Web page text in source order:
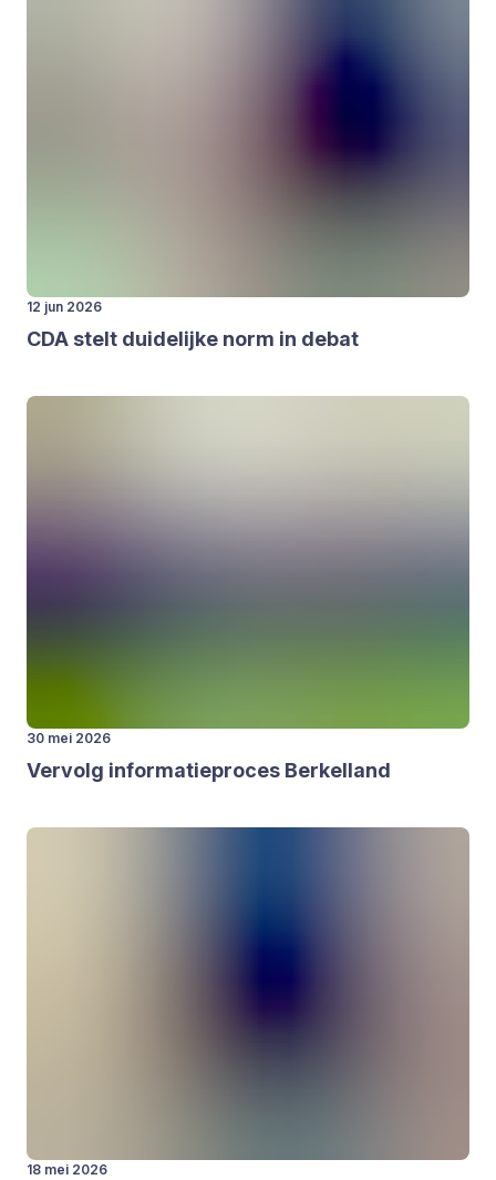
12 jun 2026
CDA stelt dui­de­lij­ke norm in debat
30 mei 2026
Ver­volg infor­ma­tie­pro­ces Ber­kel­land
18 mei 2026